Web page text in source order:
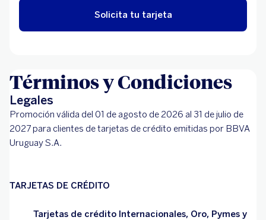
Solicita tu tarjeta
Términos y Condiciones
Legales
Promoción válida del 01 de agosto de 2026 al 31 de julio de
2027 para clientes de tarjetas de crédito emitidas por BBVA
Uruguay S.A.
TARJETAS DE CRÉDITO
Tarjetas de crédito Internacionales, Oro, Pymes y